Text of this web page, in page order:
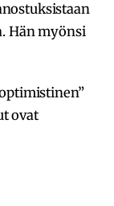
Hän myönsi
ovat